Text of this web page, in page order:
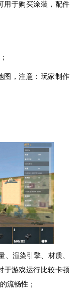
用于购买涂装，配件
图，注意：玩家制作
、渲染引擎、材质、
于游戏运行比较卡顿
流畅性；